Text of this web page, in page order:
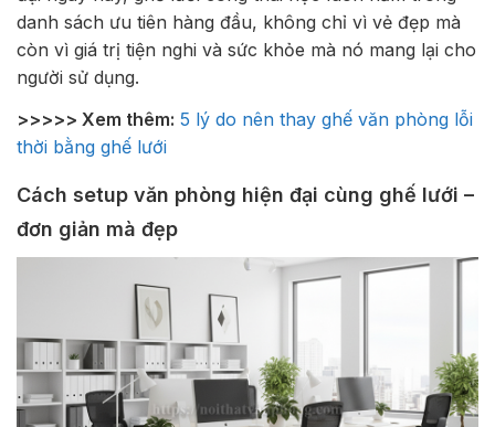
danh sách ưu tiên hàng đầu, không chỉ vì vẻ đẹp mà
còn vì giá trị tiện nghi và sức khỏe mà nó mang lại cho
người sử dụng.
>>>>> Xem thêm: 5 lý do nên thay ghế văn phòng lỗi
thời bằng ghế lưới
Cách setup văn phòng hiện đại cùng ghế lưới –
đơn giản mà đẹp